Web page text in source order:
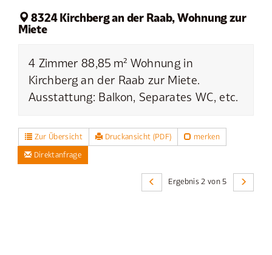
8324 Kirchberg an der Raab, Wohnung zur
Miete
4 Zimmer 88,85 m² Wohnung in
Kirchberg an der Raab zur Miete.
Ausstattung: Balkon, Separates WC, etc.
Zur Übersicht Druckansicht (PDF)
merken
Direktanfrage
Ergebnis 2 von 5